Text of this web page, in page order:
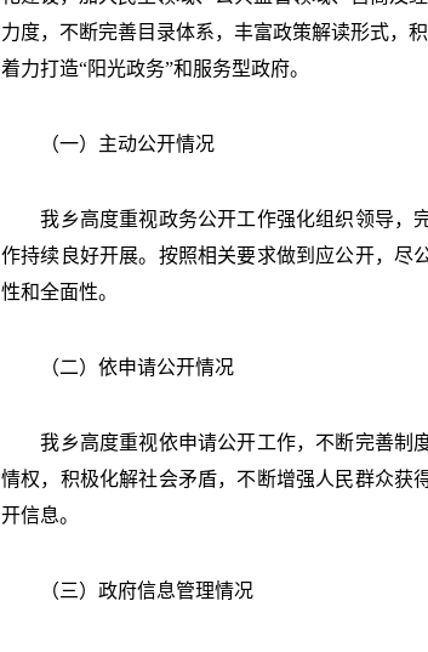
力度，不断完善目录体系，丰富政策解读形式，
着力打造“阳光政务”和服务型政府。
（一）主动公开情况
我乡高度重视政务公开工作强化组织领导，
作持续良好开展。按照相关要求做到应公开，尽
性和全面性。
（二）依申请公开情况
我乡高度重视依申请公开工作，不断完善制
情权，积极化解社会矛盾，不断增强人民群众获
开信息。
（三）政府信息管理情况